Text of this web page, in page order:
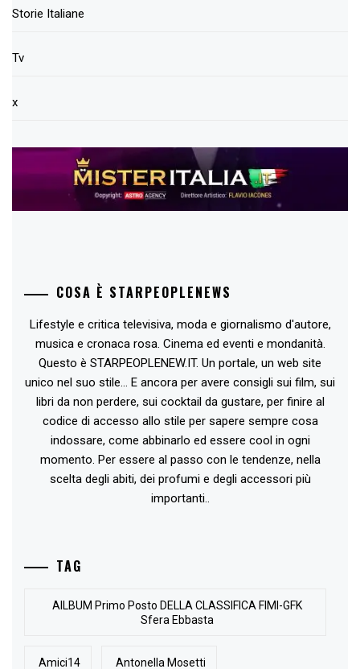
Storie Italiane
Tv
x
COSA È STARPEOPLENEWS
Lifestyle e critica televisiva, moda e giornalismo d'autore,
musica e cronaca rosa. Cinema ed eventi e mondanità.
Questo è STARPEOPLENEW.IT. Un portale, un web site
unico nel suo stile... E ancora per avere consigli sui film, sui
libri da non perdere, sui cocktail da gustare, per finire al
codice di accesso allo stile per sapere sempre cosa
indossare, come abbinarlo ed essere cool in ogni
momento. Per essere al passo con le tendenze, nella
scelta degli abiti, dei profumi e degli accessori più
importanti..
TAG
AlLBUM Primo Posto DELLA CLASSIFICA FIMI-GFK
Sfera Ebbasta
Amici14 Antonella Mosetti